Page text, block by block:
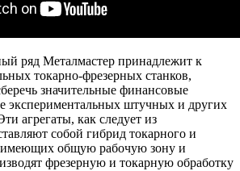
ряд Металмастер принадлежит к
токарно-фрезерных станков,
значительные финансовые
экспериментальных штучных и других
агрегаты, как следует из
собой гибрид токарного и
имеющих общую рабочую зону и
фрезерную и токарную обработку